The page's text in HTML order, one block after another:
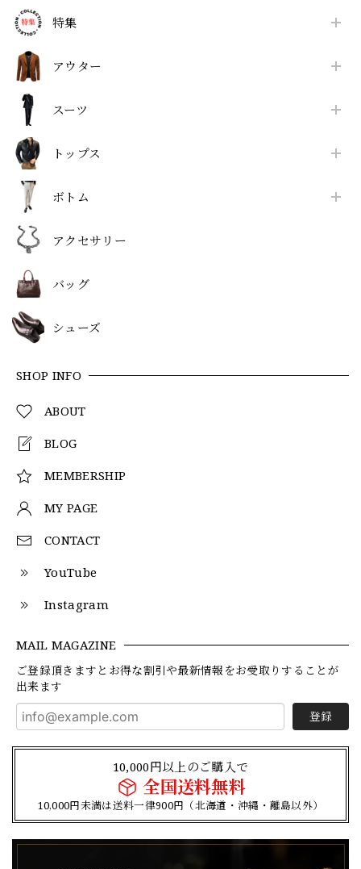
特集
アウター
スーツ
トップス
ボトム
アクセサリー
バッグ
シューズ
SHOP INFO
ABOUT
BLOG
MEMBERSHIP
MY PAGE
CONTACT
YouTube
Instagram
MAIL MAGAZINE
ご登録頂きますとお得な割引や最新情報をお受取りすることが
出来ます
登録
10,000円以上のご購入で
全国送料無料
10,000円未満は送料一律900円（北海道・沖縄・離島以外）